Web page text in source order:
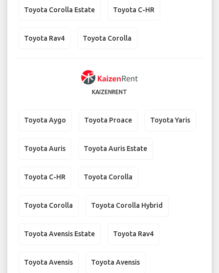
Toyota Corolla Estate Toyota C-HR
Toyota Rav4 Toyota Corolla
KAIZENRENT
Toyota Aygo Toyota Proace Toyota Yaris
Toyota Auris Toyota Auris Estate
Toyota C-HR Toyota Corolla
Toyota Corolla Toyota Corolla Hybrid
Toyota Avensis Estate Toyota Rav4
Toyota Avensis Toyota Avensis